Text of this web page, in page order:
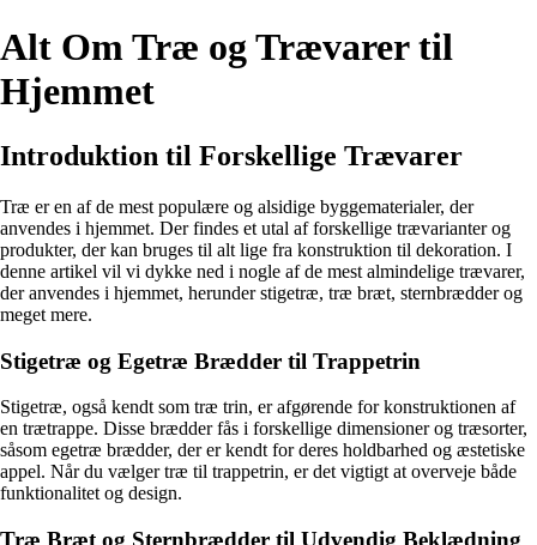
Alt Om Træ og Trævarer til
Hjemmet
Introduktion til Forskellige Trævarer
Træ er en af de mest populære og alsidige byggematerialer, der
anvendes i hjemmet. Der findes et utal af forskellige trævarianter og
produkter, der kan bruges til alt lige fra konstruktion til dekoration. I
denne artikel vil vi dykke ned i nogle af de mest almindelige trævarer,
der anvendes i hjemmet, herunder stigetræ, træ bræt, sternbrædder og
meget mere.
Stigetræ og Egetræ Brædder til Trappetrin
Stigetræ, også kendt som træ trin, er afgørende for konstruktionen af
en trætrappe. Disse brædder fås i forskellige dimensioner og træsorter,
såsom egetræ brædder, der er kendt for deres holdbarhed og æstetiske
appel. Når du vælger træ til trappetrin, er det vigtigt at overveje både
funktionalitet og design.
Træ Bræt og Sternbrædder til Udvendig Beklædning